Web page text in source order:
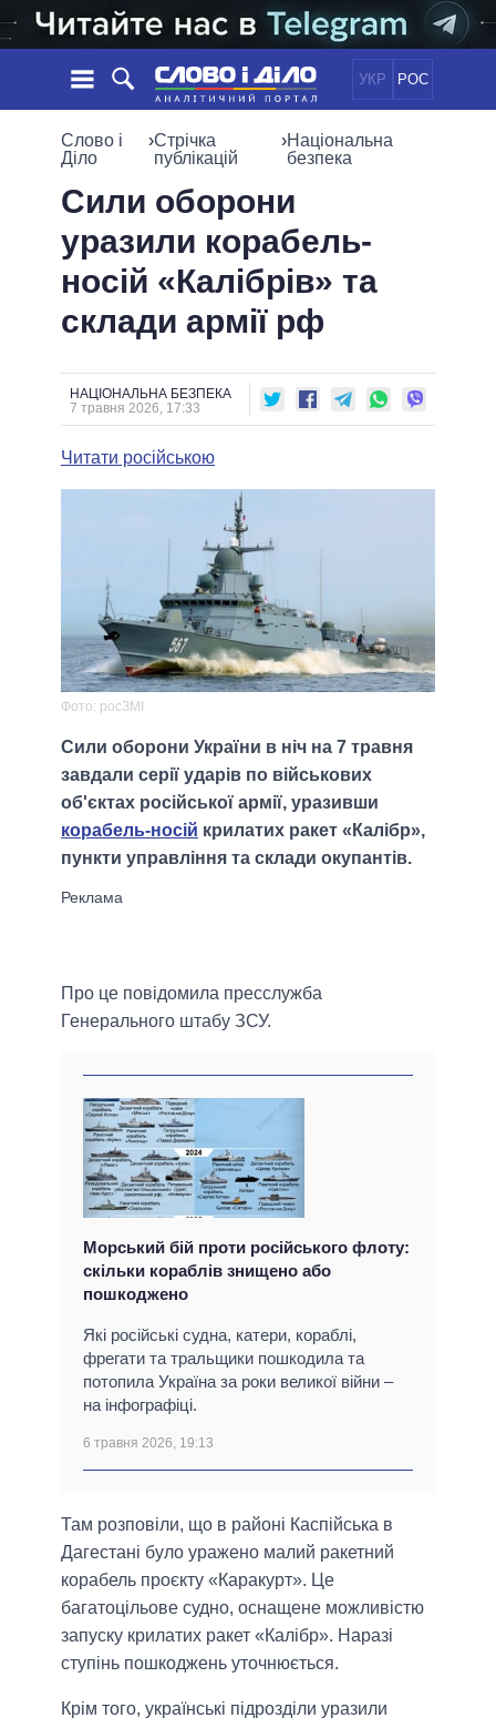
УКР РОС
НОВИНИ
СТРІЧКА
СТАТТІ
ДУМКИ
ОГЛЯДИ
СУСПІЛЬСТВО
СВІТ
ПОЛIТИКИ
УСІ ПОЛІТИКИ
ПРЕЗИДЕНТ І ОФІС
КАБІНЕТ МІНІСТРІВ
ГОЛОВИ ОБЛАДМІНІСТРАЦІЙ
МЕРИ МІСТ
ІНФОГРАФІКА
ВІДЕО
ПІДТРИМАТИ
ПОРІВНЯННЯ ПОЛІТИКІВ
Слово і
Діло
›Стрічка
публікацій
›Національна
безпека
Сили оборони
уразили корабель-
носій «Калібрів» та
склади армії рф
НАЦІОНАЛЬНА БЕЗПЕКА
7 травня 2026, 17:33
Читати російською
Фото: росЗМІ
Сили оборони України в ніч на 7 травня
завдали серії ударів по військових
об'єктах російської армії, уразивши
корабель-носій крилатих ракет «Калібр»,
пункти управління та склади окупантів.
Про це повідомила пресслужба
Генерального штабу ЗСУ.
Морський бій проти російського флоту:
скільки кораблів знищено або
пошкоджено
Які російські судна, катери, кораблі,
фрегати та тральщики пошкодила та
потопила Україна за роки великої війни –
на інфографіці.
6 травня 2026, 19:13
Там розповіли, що в районі Каспійська в
Дагестані було уражено малий ракетний
корабель проєкту «Каракурт». Це
багатоцільове судно, оснащене можливістю
запуску крилатих ракет «Калібр». Наразі
ступінь пошкоджень уточнюється.
Крім того, українські підрозділи уразили